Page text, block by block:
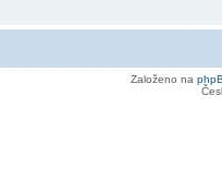
Založeno na